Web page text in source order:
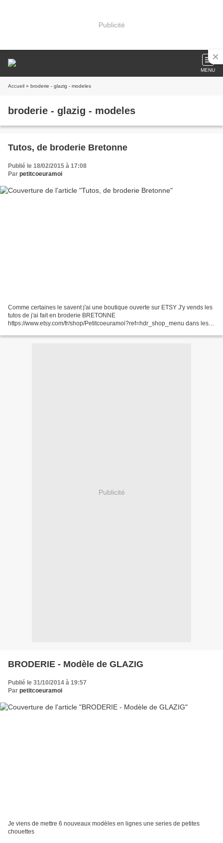
Publicité
MENU
Accueil » broderie - glazig - modeles
broderie - glazig - modeles
Tutos, de broderie Bretonne
Publié le 18/02/2015 à 17:08
Par petitcoeuramoi
Comme certaines le savent j'ai une boutique ouverte sur ETSY J'y vends les
tutos de j'ai fait en broderie BRETONNE
https://www.etsy.com/fr/shop/Petitcoeuramoi?ref=hdr_shop_menu dans les
Publicité
BRODERIE - Modèle de GLAZIG
Publié le 31/10/2014 à 19:57
Par petitcoeuramoi
Je viens de mettre 6 nouveaux modèles en lignes une series de petites
chouettes